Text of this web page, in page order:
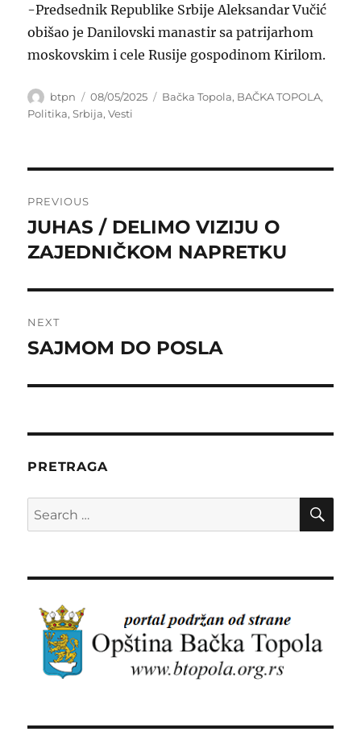
-Predsednik Republike Srbije Aleksandar Vučić
obišao je Danilovski manastir sa patrijarhom
moskovskim i cele Rusije gospodinom Kirilom.
Author
btpn
Posted
on
08/05/2025 Categories
Bačka Topola, BAČKA TOPOLA,
Politika,Srbija,Vesti
navigation
PREVIOUS
Previous
post:
JUHAS / DELIMO VIZIJU O
ZAJEDNIČKOM NAPRETKU
NEXT
Next
SAJMOM DO POSLA
PRETRAGA
Search
for: